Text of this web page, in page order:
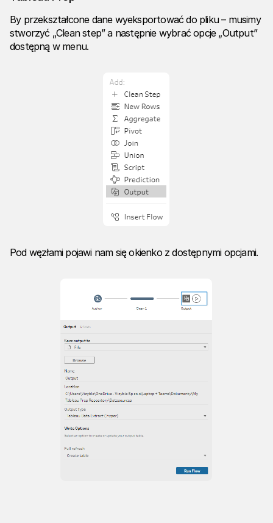
By przekształcone dane wyeksportować do pliku – musimy
stworzyć „Clean step” a następnie wybrać opcje „Output”
dostępną w menu.
Pod węzłami pojawi nam się okienko z dostępnymi opcjami.